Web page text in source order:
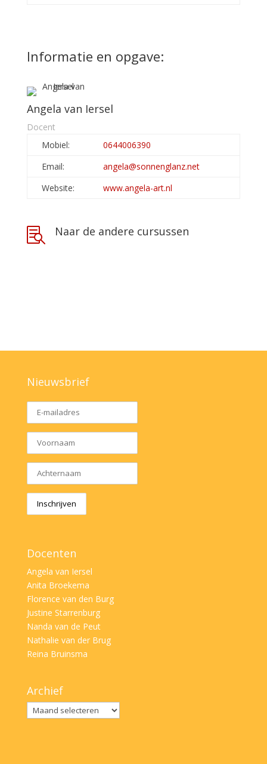
Informatie en opgave:
Angela van Iersel
Docent
Mobiel:
0644006390
Email:
angela@sonnenglanz.net
Website:
www.angela-art.nl
 Naar de andere cursussen
Nieuwsbrief
Docenten
Angela van Iersel
Anita Broekema
Florence van den Burg
Justine Starrenburg
Nanda van de Peut
Nathalie van der Brug
Reina Bruinsma
Archief
Archief